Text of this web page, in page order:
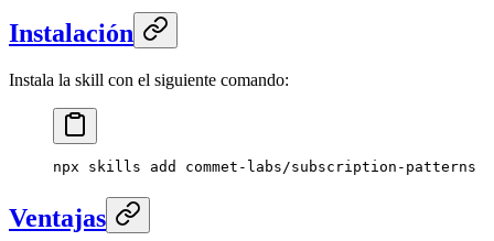
Instalación
Instala la skill con el siguiente comando:
npx skills add commet-labs/subscription-patterns
Ventajas